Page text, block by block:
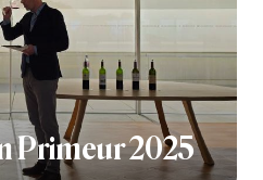
Primeur 2025